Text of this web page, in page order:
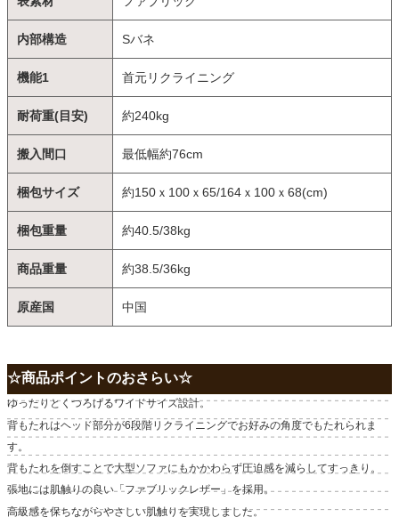
内部構造 Sバネ
機能1 首元リクライニング
耐荷重(目安) 約240kg
搬入間口 最低幅約76cm
梱包サイズ 約150ｘ100ｘ65/164ｘ100ｘ68(cm)
梱包重量 約40.5/38kg
商品重量 約38.5/36kg
原産国 中国
☆商品ポイントのおさらい☆
ゆったりとくつろげるワイドサイズ設計。
背もたれはヘッド部分が6段階リクライニングでお好みの角度でもたれられま
す。
背もたれを倒すことで大型ソファにもかかわらず圧迫感を減らしてすっきり。
張地には肌触りの良い「ファブリックレザー」を採用。
高級感を保ちながらやさしい肌触りを実現しました。